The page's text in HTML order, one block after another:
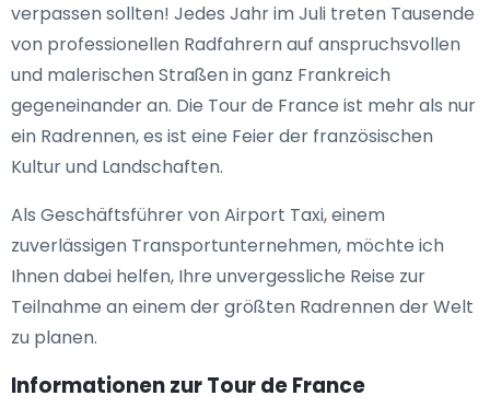
verpassen sollten! Jedes Jahr im Juli treten Tausende
von professionellen Radfahrern auf anspruchsvollen
und malerischen Straßen in ganz Frankreich
gegeneinander an. Die Tour de France ist mehr als nur
ein Radrennen, es ist eine Feier der französischen
Kultur und Landschaften.
Als Geschäftsführer von Airport Taxi, einem
zuverlässigen Transportunternehmen, möchte ich
Ihnen dabei helfen, Ihre unvergessliche Reise zur
Teilnahme an einem der größten Radrennen der Welt
zu planen.
Informationen zur Tour de France